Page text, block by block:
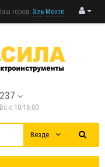
город: Эль-Монте
с 10-16:00
Везде